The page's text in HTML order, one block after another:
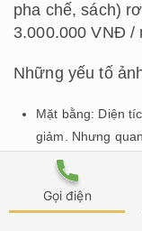
Gọi điện
pha chế, sách)
3.000.000 VNĐ /
Những yếu tố
Mặt bằng: Diện
giảm. Nhưng
tạo lại từ một
bằng thô (tốn chi